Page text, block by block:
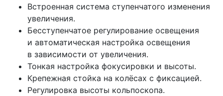
Встроенная система ступенчатого изменения
увеличения.
Бесступенчатое регулирование освещения
и автоматическая настройка освещения
в зависимости от увеличения.
Тонкая настройка фокусировки и высоты.
Крепежная стойка на колёсах с фиксацией.
Регулировка высоты кольпоскопа.